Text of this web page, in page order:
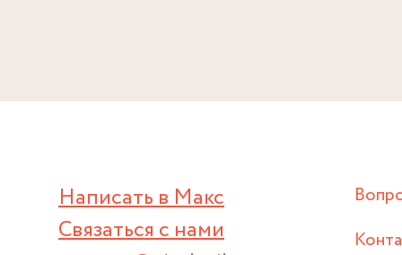
Написать в Макс
Связаться с нами